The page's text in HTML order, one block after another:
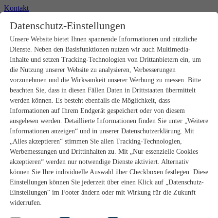
Kontakt
Produkte
Rohbau
Estrichverlegung
Untergrundvorbereitung
Bodenspachtelmassen
Abdichtungen
Fliesenkleber
Fugenmörtel
Fugendichtstoffe
Natursteinverlegung
Bodenbelags- und Parkettklebstoffe
Wandspachtelmassen
Werkzeug
Zubehör
PANDOMO
wedi Produkte
Marine Produkte
Service
Datenschutz-Einstellungen
Unsere Website bietet Ihnen spannende Informationen und nützliche
Dienste. Neben den Basisfunktionen nutzen wir auch Multimedia-
Inhalte und setzen Tracking-Technologien von Drittanbietern ein, um
die Nutzung unserer Website zu analysieren, Verbesserungen
vorzunehmen und die Wirksamkeit unserer Werbung zu messen. Bitte
beachten Sie, dass in diesen Fällen Daten in Drittstaaten übermittelt
werden können. Es besteht ebenfalls die Möglichkeit, dass
Informationen auf Ihrem Endgerät gespeichert oder von diesem
ausgelesen werden. Detaillierte Informationen finden Sie unter „Weitere
Informationen anzeigen“ und in unserer Datenschutzerklärung. Mit
„Alles akzeptieren“ stimmen Sie allen Tracking-Technologien,
Werbemessungen und Drittinhalten zu. Mit „Nur essenzielle Cookies
akzeptieren“ werden nur notwendige Dienste aktiviert. Alternativ
können Sie Ihre individuelle Auswahl über Checkboxen festlegen. Diese
Einstellungen können Sie jederzeit über einen Klick auf „Datenschutz-
Einstellungen“ im Footer ändern oder mit Wirkung für die Zukunft
widerrufen.